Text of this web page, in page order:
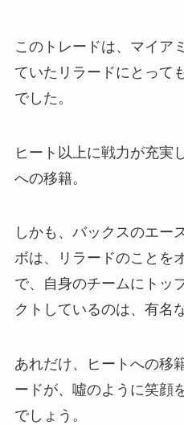
このトレードは、マイア
ていたリラードにとって
でした。
ヒート以上に戦力が充実
への移籍。
しかも、バックスのエー
ボは、リラードのことを
で、自身のチームにトッ
クトしているのは、有名
あれだけ、ヒートへの移
ードが、噓のように笑顔
でしょう。